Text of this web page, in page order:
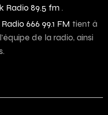
Radio 89.5 fm.
Radio 666 99.1 FM tient à
de la radio, ainsi